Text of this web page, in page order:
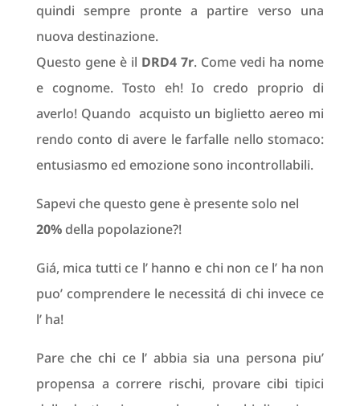
quindi sempre pronte a partire verso una
nuova destinazione.
Questo gene è il DRD4 7r. Come vedi ha nome
e cognome. Tosto eh! Io credo proprio di
averlo! Quando acquisto un biglietto aereo mi
rendo conto di avere le farfalle nello stomaco:
entusiasmo ed emozione sono incontrollabili.
Sapevi che questo gene è presente solo nel
20%della popolazione?!
Giá, mica tutti ce l’ hanno e chi non ce l’ ha non
puo’ comprendere le necessitá di chi invece ce
l’ ha!
Pare che chi ce l’ abbia sia una persona piu’
propensa a correre rischi, provare cibi tipici